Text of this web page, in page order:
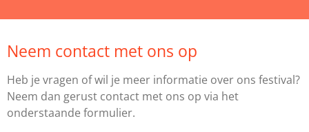
Neem contact met ons op
Heb je vragen of wil je meer informatie over ons festival?
Neem dan gerust contact met ons op via het
onderstaande formulier.